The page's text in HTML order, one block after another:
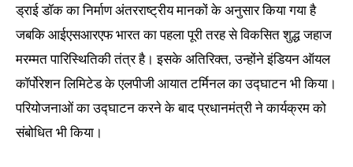
ड्राई डॉक का निर्माण अंतरराष्ट्रीय मानकों के अनुसार किया गया है
जबकि आईएसआरएफ भारत का पहला पूरी तरह से विकसित शुद्ध जहाज
मरम्मत पारिस्थितिकी तंत्र है। इसके अतिरिक्त, उन्होंने इंडियन ऑयल
कॉर्पोरेशन लिमिटेड के एलपीजी आयात टर्मिनल का उद्घाटन भी किया।
परियोजनाओं का उद्घाटन करने के बाद प्रधानमंत्री ने कार्यक्रम को
संबोधित भी किया।